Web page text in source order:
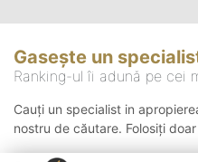
Gasește un
Ranking-ul îi adună pe cei
Cauți un specialist in
nostru de căutare. Folosiți